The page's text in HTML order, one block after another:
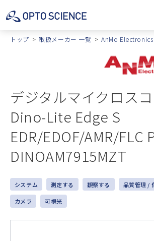
トップ 取扱メーカー 一覧 AnMo Electronics
デジタルマイクロス
Dino-Lite Edge S
EDR/EDOF/AMR/FLC
DINOAM7915MZT
システム 測定する 観察する 品質管理 /
カメラ 可視光